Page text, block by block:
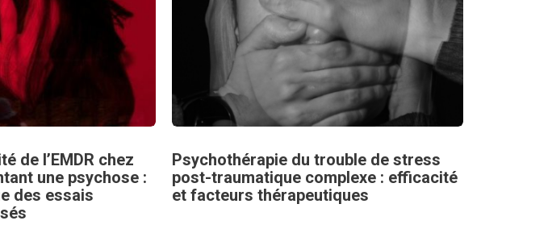
de l’EMDR chez
une psychose :
des essais
Psychothérapie du trouble de stress
post-traumatique complexe : efficacité
et facteurs thérapeutiques